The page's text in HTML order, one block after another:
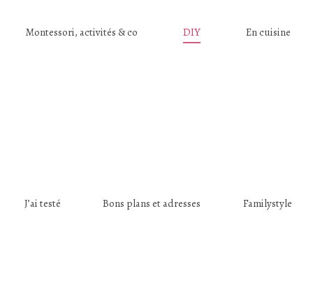
Montessori, activités & co DIY En cuisine
J’ai testé Bons plans et adresses Familystyle